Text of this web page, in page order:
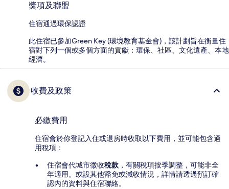
獎項及聯盟
住宿通過環保認證
此住宿已參加Green Key (環境教育基金會)，該計劃旨在衡量住
宿對下列一個或多個方面的貢獻：環保、社區、文化遺產、本地
經濟。
收費及政策
必繳費用
住宿會於你登記入住或退房時收取以下費用，並可能包含適
用稅項：
住宿會代城市徵收稅款 ，有關稅項按季調整，可能非全
年適用。或設其他豁免或減收情況，詳情請透過預訂確
認內的資料與住宿聯絡。